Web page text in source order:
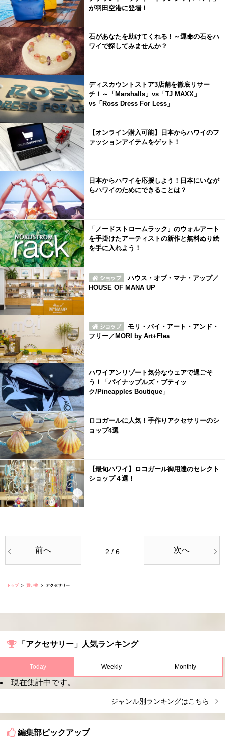
が羽田空港に登場！
石があなたを助けてくれる！～運命の石をハ
ワイで探してみませんか？
ディスカウントストア3店舗を徹底リサー
チ！～「Marshalls」vs「TJ MAXX」
vs「Ross Dress For Less」
【オンライン購入可能】日本からハワイのフ
ァッションアイテムをゲット！
日本からハワイを応援しよう！日本にいなが
らハワイのためにできることは？
「ノードストロームラック」のウォルアート
を手掛けたアーティストの新作と無料ぬり絵
を手に入れよう！
ハウス・オブ・マナ・アップ／
HOUSE OF MANA UP
モリ・バイ・アート・アンド・
フリー／MORI by Art+Flea
ハワイアンリゾート気分なウェアで過ごそ
う！「パイナップルズ・ブティッ
ク/Pineapples Boutique」
ロコガールに人気！手作りアクセサリーのシ
ョップ4選
【最旬ハワイ】ロコガール御用達のセレクト
ショップ４選！
2 / 6
前へ 次へ
トップ 買い物 アクセサリー
「アクセサリー」人気ランキング
Today Weekly Monthly
現在集計中です。
ジャンル別ランキングはこちら
編集部ピックアップ